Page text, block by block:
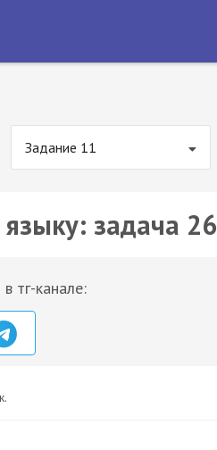
Задание 11
задача 26
тг-канале: